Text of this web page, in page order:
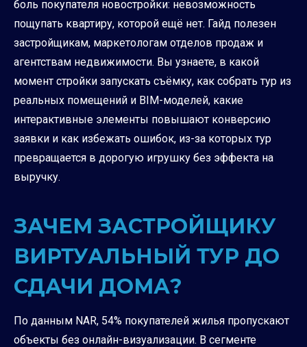
боль покупателя новостройки: невозможность
пощупать квартиру, которой ещё нет. Гайд полезен
застройщикам, маркетологам отделов продаж и
агентствам недвижимости. Вы узнаете, в какой
момент стройки запускать съёмку, как собрать тур из
реальных помещений и BIM-моделей, какие
интерактивные элементы повышают конверсию
заявки и как избежать ошибок, из-за которых тур
превращается в дорогую игрушку без эффекта на
выручку.
ЗАЧЕМ ЗАСТРОЙЩИКУ
ВИРТУАЛЬНЫЙ ТУР ДО
СДАЧИ ДОМА?
По данным NAR, 54% покупателей жилья пропускают
объекты без онлайн-визуализации. В сегменте